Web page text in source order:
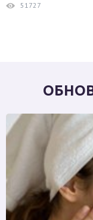
51727